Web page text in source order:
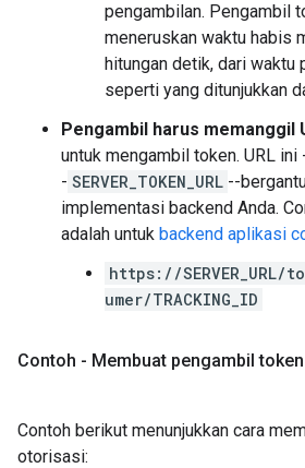
pengambilan. Pengambil
meneruskan waktu habis
hitungan detik, dari waktu
seperti yang ditunjukkan
Pengambil harus memanggil
untuk mengambil token. URL ini
- SERVER_TOKEN_URL --
implementasi backend Anda.
adalah untuk backend aplikasi
https://
umer/TRACKING_ID
Contoh - Membuat pengambil
Contoh berikut menunjukkan cara
otorisasi: